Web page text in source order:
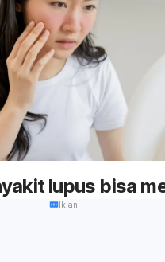
lupus bisa
Iklan